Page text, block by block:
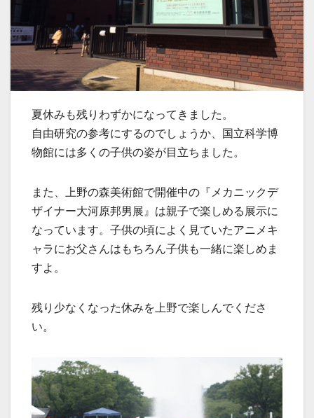
夏休みも残りわずかになってきました。
自由研究の参考にするのでしょうか、国立科学博
物館には多くの子供の姿が目立ちました。
また、上野の森美術館で開催中の『メカニックデ
ザイナー大河原邦男展』は親子で楽しめる展示に
なっています。子供の頃によく見ていたアニメキ
ャラにお父さんはもちろん子供も一緒に楽しめま
すよ。
残り少なくなった休みを上野で楽しんでくださ
い。